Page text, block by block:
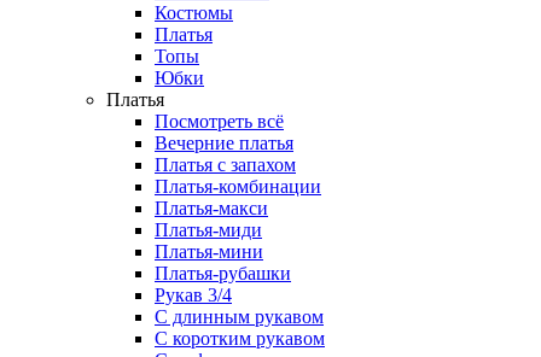
Костюмы
Платья
Топы
Юбки
Платья
Посмотреть всё
Вечерние платья
Платья с запахом
Платья-комбинации
Платья-макси
Платья-миди
Платья-мини
Платья-рубашки
Рукав 3/4
С длинным рукавом
С коротким рукавом